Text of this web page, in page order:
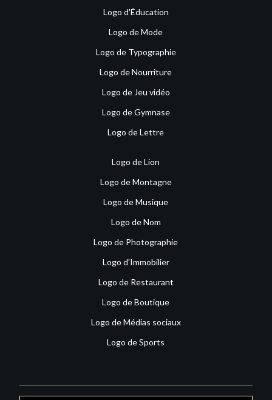
Logo d'Éducation
Logo de Mode
Logo de Typographie
Logo de Nourriture
Logo de Jeu vidéo
Logo de Gymnase
Logo de Lettre
Logo de Lion
Logo de Montagne
Logo de Musique
Logo de Nom
Logo de Photographie
Logo d'Immobilier
Logo de Restaurant
Logo de Boutique
Logo de Médias sociaux
Logo de Sports